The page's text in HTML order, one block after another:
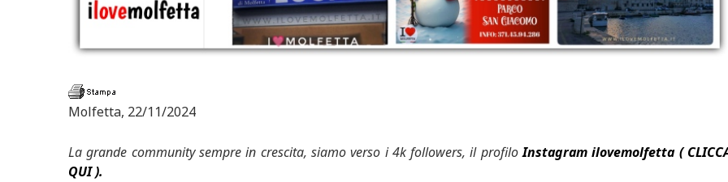
Molfetta, 22/11/2024
La grande community sempre in crescita, siamo verso i 4k followers, il profiloInstagram ilovemolfetta (
QUI ).